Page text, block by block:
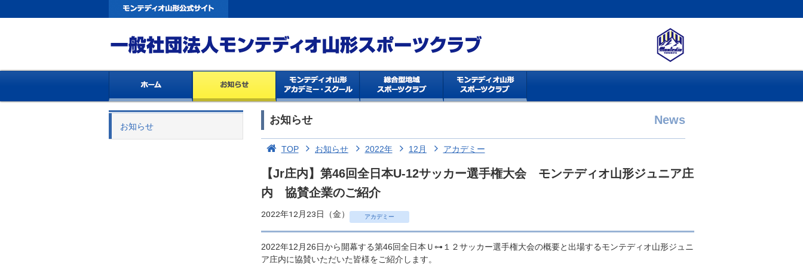
お知らせ
お知らせ News
TOP お知らせ 2022年 12月 アカデミー
【Jr庄内】第46回全日本U-12サッカー選手権大会 モンテディオ山形ジュニア庄
内 協賛企業のご紹介
2022年12月23日（金） アカデミー
2022年12月26日から開幕する第46回全日本Ｕ⊶１２サッカー選手権大会の概要と出場するモンテディオ山形ジュニ
ア庄内に協賛いただいた皆様をご紹介します。